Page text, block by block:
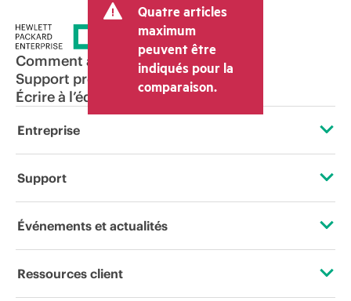
Quatre articles
maximum
peuvent être
indiqués pour la
comparaison.
Comment acheter
Support produit
Écrire à l’équipe commerciale
Entreprise
À propos de HPE
Responsabilité d’entreprise
Support
Services d’assistance opérationnelle (OSS)
Événements et actualités
Événements
Ressources client